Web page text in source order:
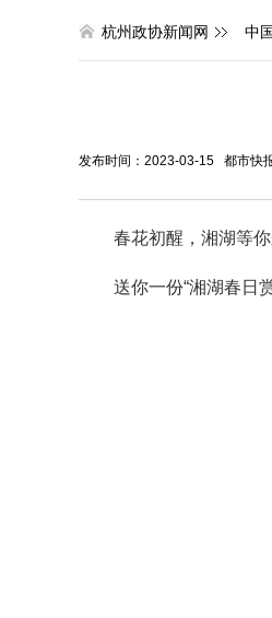
杭州政协新闻网 中
发布时间：2023-03-15 都市快
春花初醒，湘湖等你
送你一份“湘湖春日